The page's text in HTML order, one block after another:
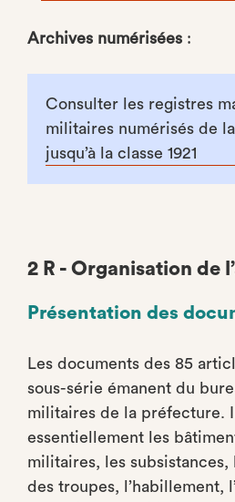
Archives numérisées :
Consulter les registres
militaires numérisés de la
jusqu’à la classe 1921
2 R - Organisation de
Présentation des
Les documents des 85
sous-série émanent du
militaires de la préfecture.
essentiellement les
militaires, les
des troupes, l’habillement,